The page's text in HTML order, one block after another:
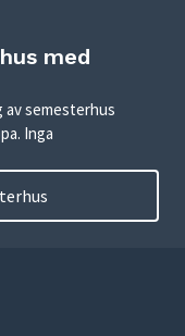
med
av semesterhus
Inga